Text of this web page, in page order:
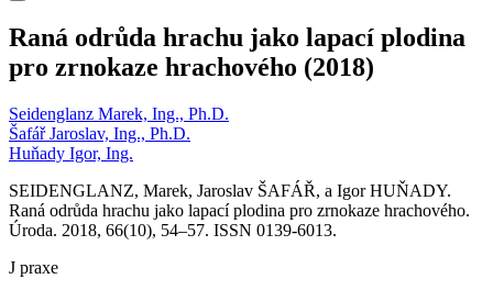
Raná odrůda hrachu jako lapací plodina
pro zrnokaze hrachového (2018)
Seidenglanz Marek, Ing., Ph.D.
Šafář Jaroslav, Ing., Ph.D.
Huňady Igor, Ing.
SEIDENGLANZ, Marek, Jaroslav ŠAFÁŘ, a Igor HUŇADY.
Raná odrůda hrachu jako lapací plodina pro zrnokaze hrachového.
Úroda. 2018, 66(10), 54–57. ISSN 0139-6013.
J praxe